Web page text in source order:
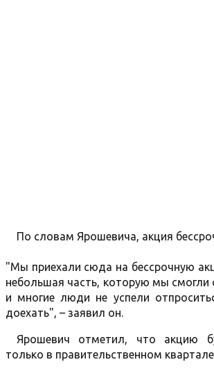
По словам Ярошевича, акция
"Мы приехали сюда на бессрочную
небольшая часть, которую мы смогли
и многие люди не успели
доехать", – заявил он.
Ярошевич отметил, что акцию
только в правительственном